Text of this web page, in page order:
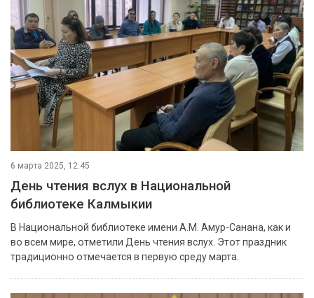
6 марта 2025, 12:45
День чтения вслух в Национальной
библиотеке Калмыкии
В Национальной библиотеке имени А.М. Амур-Санана, как и
во всем мире, отметили День чтения вслух. Этот праздник
традиционно отмечается в первую среду марта.